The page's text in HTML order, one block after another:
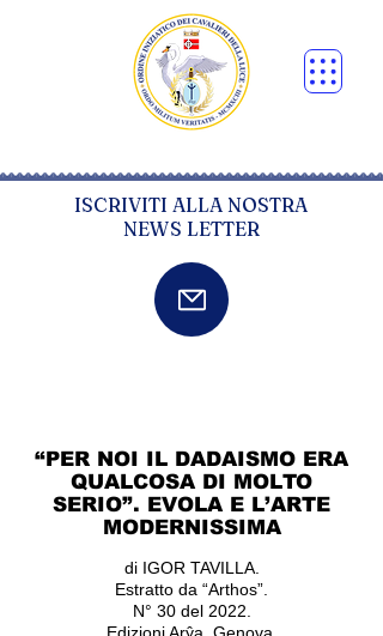
ISCRIVITI ALLA NOSTRA
NEWS LETTER
“PER NOI IL DADAISMO ERA
QUALCOSA DI MOLTO
SERIO”. EVOLA E L’ARTE
MODERNISSIMA
di IGOR TAVILLA.
Estratto da “Arthos”.
N° 30 del 2022.